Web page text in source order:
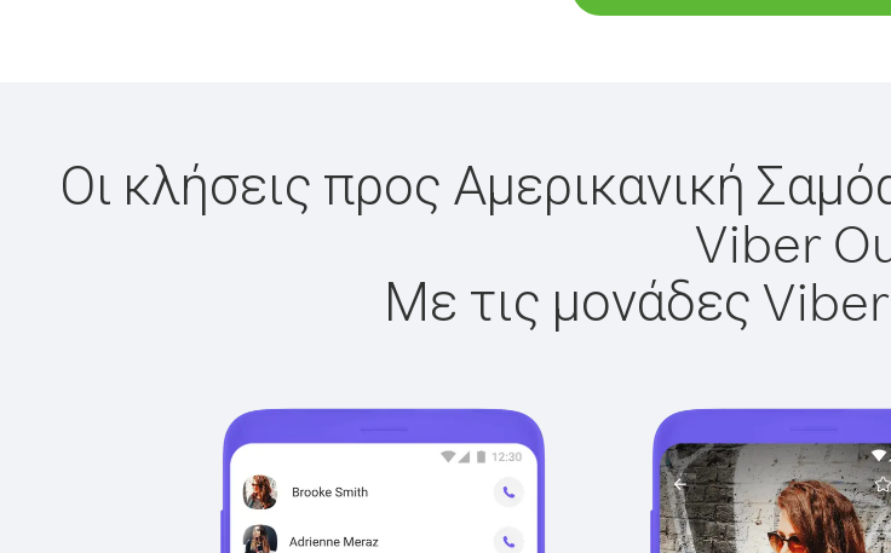
Οι κλήσεις προς Αμερικανική
Viber
Με τις μονάδες